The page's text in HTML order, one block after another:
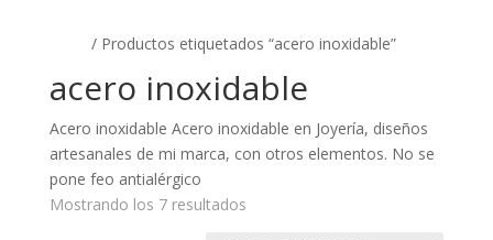
/ Productos etiquetados “acero inoxidable”
acero inoxidable
Acero inoxidable Acero inoxidable en Joyería, diseños
artesanales de mi marca, con otros elementos. No se
pone feo antialérgico
Mostrando los 7 resultados